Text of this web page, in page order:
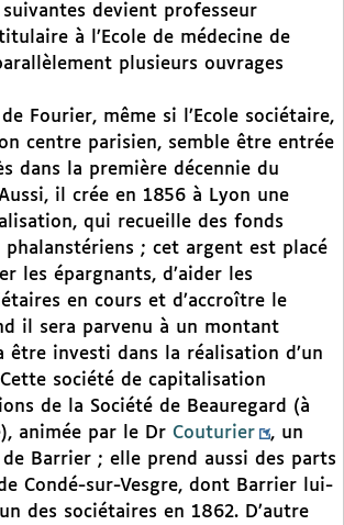
suivantes devient professeur
à l’Ecole de médecine de
plusieurs ouvrages
Fourier, même si l’Ecole sociétaire,
centre parisien, semble être entrée
dans la première décennie du
il crée en 1856 à Lyon une
qui recueille des fonds
phalanstériens ; cet argent est placé
les épargnants, d’aider les
en cours et d’accroître le
il sera parvenu à un montant
être investi dans la réalisation d’un
société de capitalisation
de la Société de Beauregard (à
animée par le Dr Couturier
, un
Barrier ; elle prend aussi des parts
Condé-sur-Vesgre, dont Barrier lui-
des sociétaires en 1862. D’autre